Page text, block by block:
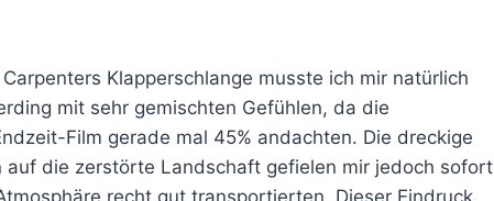
Klapperschlange musste ich mir natürlich
mit sehr gemischten Gefühlen, da die
Film gerade mal 45% andachten. Die dreckige
auf die zerstörte Landschaft gefielen mir jedoch sofort